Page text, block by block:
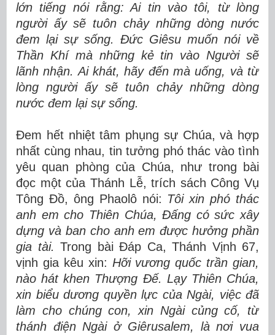
lớn tiếng nói rằng: Ai tin vào tôi, từ lòng
người ấy sẽ tuôn chảy những dòng nước
đem lại sự sống. Đức Giêsu muốn nói về
Thần Khí mà những kẻ tin vào Người sẽ
lãnh nhận. Ai khát, hãy đến mà uống, và từ
lòng người ấy sẽ tuôn chảy những dòng
nước đem lại sự sống.
Đem hết nhiệt tâm phụng sự Chúa, và hợp
nhất cùng nhau, tin tưởng phó thác vào tình
yêu quan phòng của Chúa, như trong bài
đọc một của Thánh Lễ, trích sách Công Vụ
Tông Đồ, ông Phaolô nói: Tôi xin phó thác
anh em cho Thiên Chúa, Đấng có sức xây
dựng và ban cho anh em được hưởng phần
gia tài. Trong bài Đáp Ca, Thánh Vịnh 67,
vịnh gia kêu xin: Hỡi vương quốc trần gian,
nào hát khen Thượng Đế. Lạy Thiên Chúa,
xin biểu dương quyền lực của Ngài, việc đã
làm cho chúng con, xin Ngài củng cố, từ
thánh điện Ngài ở Giêrusalem, là nơi vua